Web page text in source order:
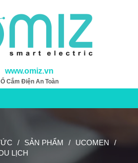
TRANG CHỦ
Thương Hiệu Omiz
Pin các loại
Ổ cắm điện cao cấp an toàn
Ổ cắm sạc nhanh du lịch
www.omiz.vn
Ổ Cắm Điện An Toàn
/ SẢN PHẨM / UCOMEN
/
LỊCH